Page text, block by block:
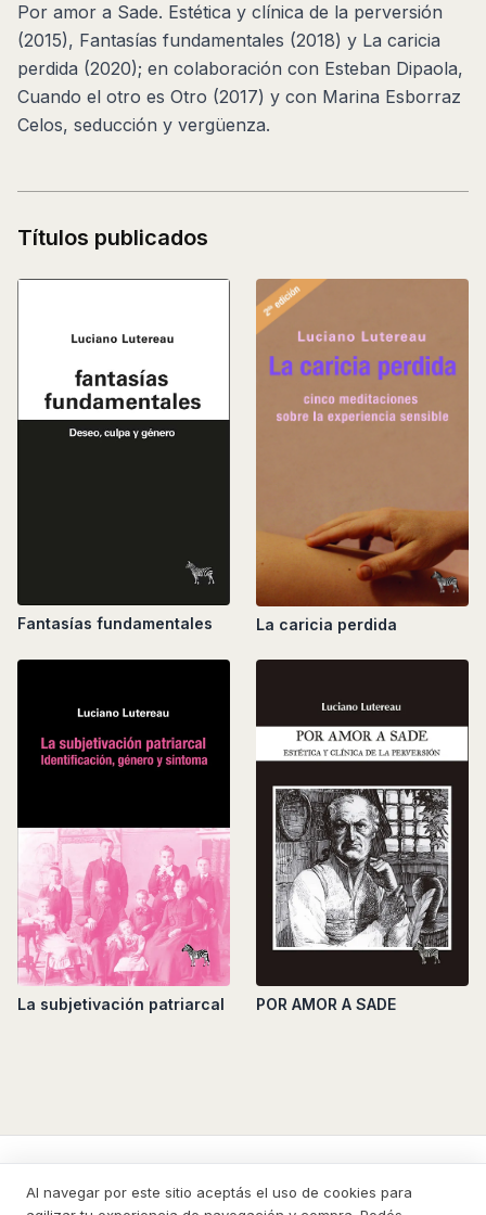
Por amor a Sade. Estética y clínica de la perversión
(2015), Fantasías fundamentales (2018) y La caricia
perdida (2020); en colaboración con Esteban Dipaola,
Cuando el otro es Otro (2017) y con Marina Esborraz
Celos, seducción y vergüenza.
Títulos publicados
Fantasías fundamentales La caricia perdida
La subjetivación patriarcal POR AMOR A SADE
La Cebra
Al navegar por este sitio aceptás el uso de cookies para